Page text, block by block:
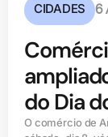
CIDADES 6
do Dia
O comércio de